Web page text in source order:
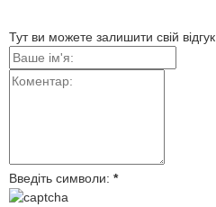
Тут ви можете залишити свій відгук
Введіть символи: *